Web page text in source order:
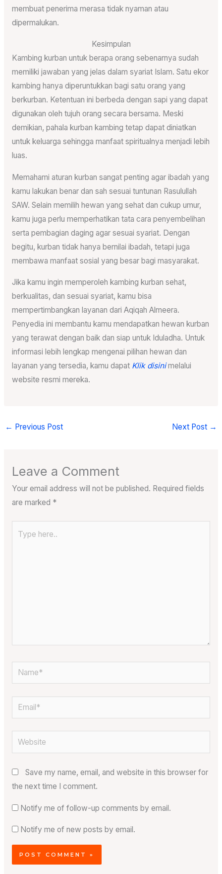
membuat penerima merasa tidak nyaman atau
dipermalukan.
Kesimpulan
Kambing kurban untuk berapa orang sebenarnya sudah
memiliki jawaban yang jelas dalam syariat Islam. Satu ekor
kambing hanya diperuntukkan bagi satu orang yang
berkurban. Ketentuan ini berbeda dengan sapi yang dapat
digunakan oleh tujuh orang secara bersama. Meski
demikian, pahala kurban kambing tetap dapat diniatkan
untuk keluarga sehingga manfaat spiritualnya menjadi lebih
luas.
Memahami aturan kurban sangat penting agar ibadah yang
kamu lakukan benar dan sah sesuai tuntunan Rasulullah
SAW. Selain memilih hewan yang sehat dan cukup umur,
kamu juga perlu memperhatikan tata cara penyembelihan
serta pembagian daging agar sesuai syariat. Dengan
begitu, kurban tidak hanya bernilai ibadah, tetapi juga
membawa manfaat sosial yang besar bagi masyarakat.
Jika kamu ingin memperoleh kambing kurban sehat,
berkualitas, dan sesuai syariat, kamu bisa
mempertimbangkan layanan dari Aqiqah Almeera.
Penyedia ini membantu kamu mendapatkan hewan kurban
yang terawat dengan baik dan siap untuk Iduladha. Untuk
informasi lebih lengkap mengenai pilihan hewan dan
layanan yang tersedia, kamu dapat Klik disinimelalui
website resmi mereka.
← Previous Post Next Post →
Leave a Comment
Your email address will not be published. Required fields
are marked *
here..
Name*
Email*
Website
Save my name, email, and website in this browser for
the next time I comment.
Notify me of follow-up comments by email.
Notify me of new posts by email.